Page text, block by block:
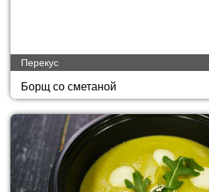
Борщ со сметаной
Перекус